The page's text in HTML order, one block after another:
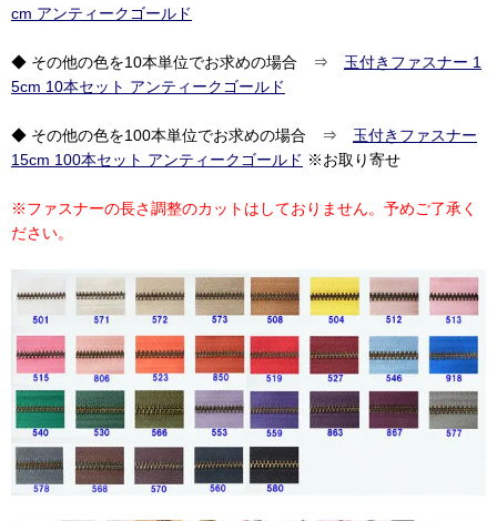
cm アンティークゴールド
◆ その他の色を10本単位でお求めの場合 ⇒ 玉付きファスナー 1
5cm 10本セット アンティークゴールド
◆ その他の色を100本単位でお求めの場合 ⇒ 玉付きファスナー
15cm 100本セット アンティークゴールド ※お取り寄せ
※ファスナーの長さ調整のカットはしておりません。予めご了承く
ださい。